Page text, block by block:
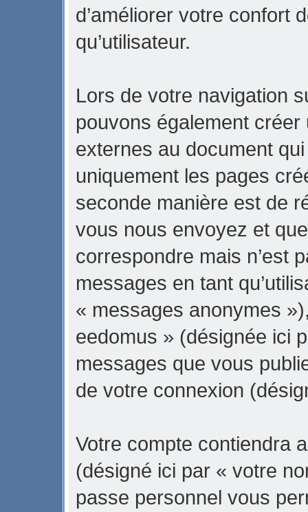
d’améliorer votre confort
qu’utilisateur.
Lors de votre navigation
pouvons également
externes au document
uniquement les pages
seconde manière est de
vous nous envoyez et
correspondre mais n’est
messages en tant
« messages anonymes
eedomus » (désignée ici
messages que vous
de votre connexion
Votre compte contiendra
(désigné ici par « votre
passe personnel vous